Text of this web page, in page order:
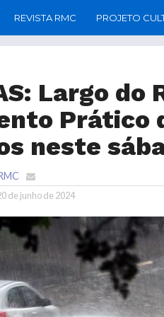
REVISTA RMC PROJETO
Largo do
Prático
neste
de junho de 2024